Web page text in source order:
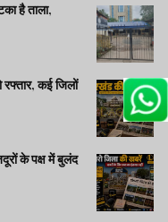
कई जिलों
के पक्ष में बुलंद